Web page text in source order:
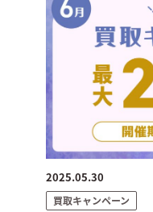
2025.05.30
買取キャンペーン